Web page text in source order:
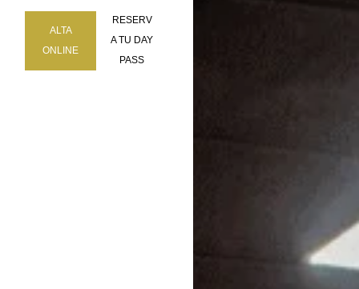
ALTA
ONLINE
RESERV
A TU DAY
PASS